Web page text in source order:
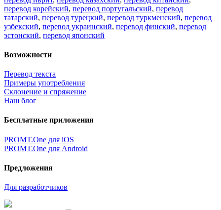
перевод корейский, перевод португальский, перевод
татарский, перевод турецкий, перевод туркменский, перевод
узбекский, перевод украинский, перевод финский, перевод
эстонский, перевод японский
Возможности
Перевод текста
Примеры употребления
Склонение и спряжение
Наш блог
Бесплатные приложения
PROMT.One для iOS
PROMT.One для Android
Предложения
Для разработчиков